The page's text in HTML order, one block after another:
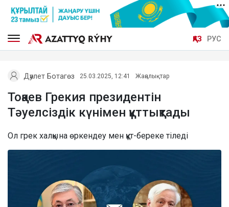
ҚАЗ РУС
Дәулет Ботагөз 25.03.2025, 12:41 Жаңалықтар
Тоқаев Грекия президентін
Тәуелсіздік күнімен құттықтады
Ол грек халқына өркендеу мен құт-береке тіледі